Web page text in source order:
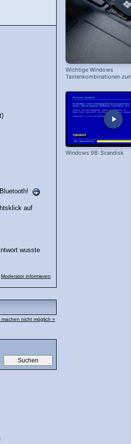
Bluetooth!
auf
wusste
Moderator informieren
nicht möglich »
Wichtige Windows
Tastenkombinationen
Windows 98: Scandisk